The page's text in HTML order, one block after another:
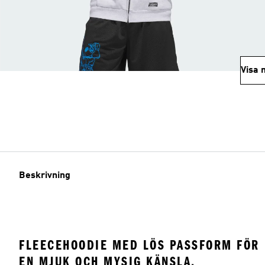
Visa
Beskrivning
FLEECEHOODIE MED LÖS PASSFORM FÖR
EN MJUK OCH MYSIG KÄNSLA.